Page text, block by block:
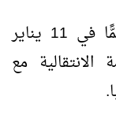
فقد استضافت الرياض اجتماعًا مهمًّا في 11 يناير
مع